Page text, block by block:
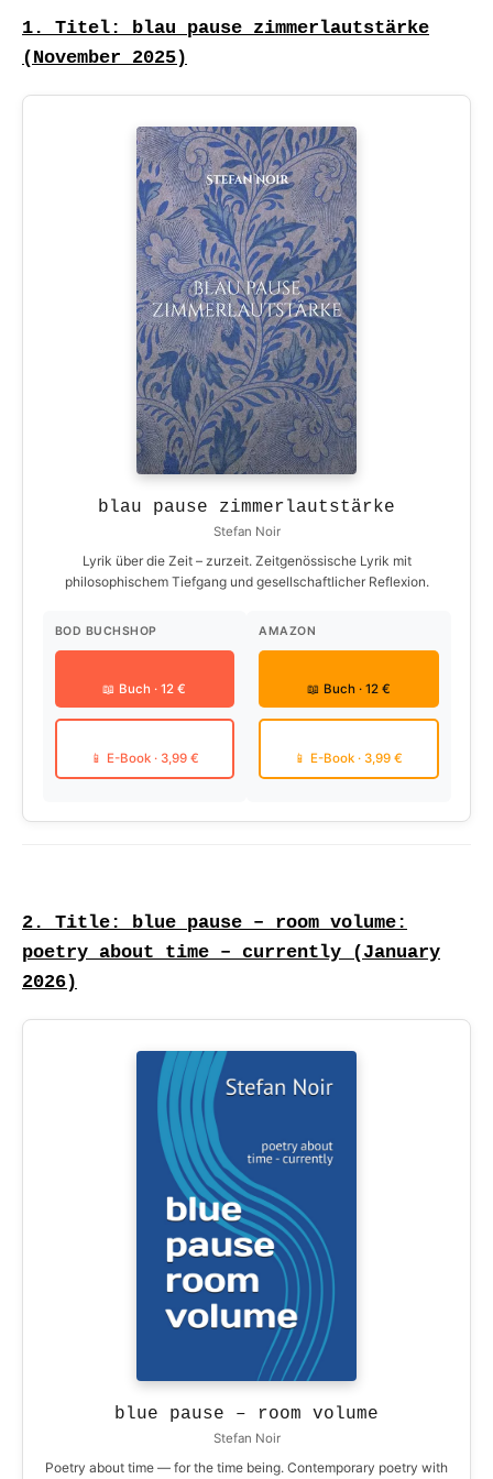
1. Titel: blau pause zimmerlautstärke
(November 2025)
blau pause zimmerlautstärke
Stefan Noir
Lyrik über die Zeit – zurzeit. Zeitgenössische Lyrik mit
philosophischem Tiefgang und gesellschaftlicher Reflexion.
BOD BUCHSHOP
📖 Buch · 12 €
📱 E-Book · 3,99 €
AMAZON
📖 Buch · 12 €
📱 E-Book · 3,99 €
2. Title: blue pause – room volume:
poetry about time – currently (January
2026)
blue pause – room volume
Stefan Noir
Poetry about time — for the time being. Contemporary poetry with